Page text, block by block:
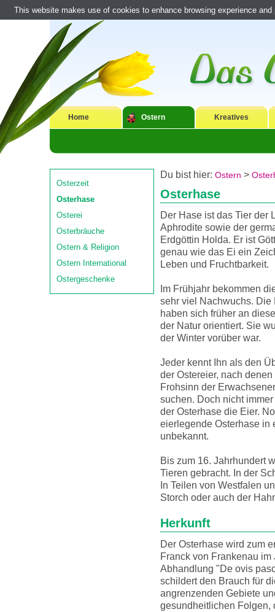
Home Ostern Kreatives
Osterzeit
Osterhase
Osterei
Osterbräuche
Ostern & Religion
Ostern International
Ostergeschenke
Du bist hier: Ostern >
Osterhase
Der Hase ist das Tier der
Aphrodite sowie der
Erdgöttin Holda. Er ist
genau wie das Ei ein
Leben und Fruchtbarkeit.
Im Frühjahr bekommen
sehr viel Nachwuchs. Die
haben sich früher an
der Natur orientiert. Sie
der Winter vorüber war.
Jeder kennt Ihn als den
der Ostereier, nach
Frohsinn der
suchen. Doch nicht
der Osterhase die Eier.
eierlegende Osterhase in
unbekannt.
Bis zum 16. Jahrhundert
Tieren gebracht. In der
In Teilen von Westfalen
Storch oder auch der
Herkunft
Der Osterhase wird zum
Franck von Frankenau
Abhandlung "De ovis
schildert den Brauch für
angrenzenden Gebiete
gesundheitlichen Folgen,
This website makes use of cookies to enhance browsing experience